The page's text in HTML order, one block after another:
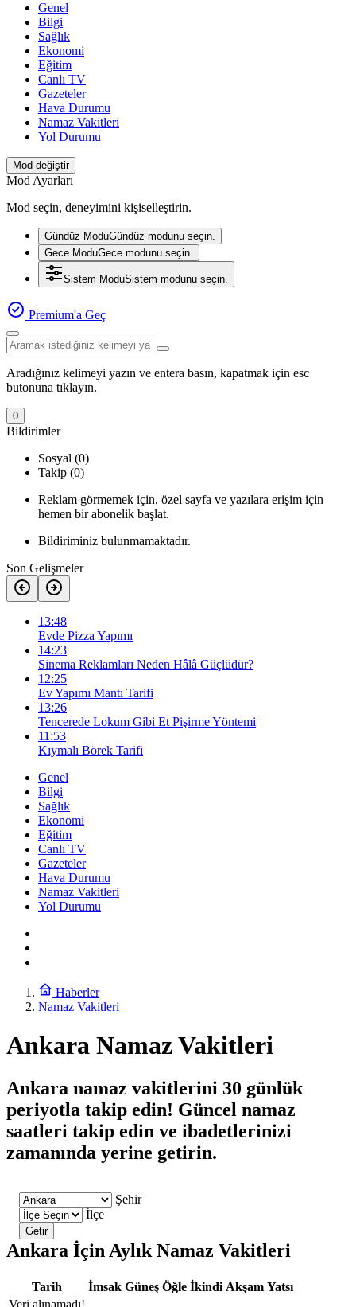
Genel
Bilgi
Sağlık
Ekonomi
Eğitim
Canlı TV
Gazeteler
Hava Durumu
Namaz Vakitleri
Yol Durumu
Mod değiştir
Mod Ayarları
Mod seçin, deneyimini kişiselleştirin.
Gündüz ModuGündüz modunu seçin.
Gece ModuGece modunu seçin.
Sistem ModuSistem modunu seçin.
Premium'a Geç
Aradığınız kelimeyi yazın ve entera basın, kapatmak için esc
butonuna tıklayın.
0
Bildirimler
Sosyal (0)
Takip (0)
Reklam görmemek için, özel sayfa ve yazılara erişim için
hemen bir abonelik başlat.
Bildiriminiz bulunmamaktadır.
Son Gelişmeler
13:48
Evde Pizza Yapımı
14:23
Sinema Reklamları Neden Hâlâ Güçlüdür?
12:25
Ev Yapımı Mantı Tarifi
13:26
Tencerede Lokum Gibi Et Pişirme Yöntemi
11:53
Kıymalı Börek Tarifi
Genel
Bilgi
Sağlık
Ekonomi
Eğitim
Canlı TV
Gazeteler
Hava Durumu
Namaz Vakitleri
Yol Durumu
Haberler
Namaz Vakitleri
Ankara Namaz Vakitleri
Ankara namaz vakitlerini 30 günlük
periyotla takip edin! Güncel namaz
saatleri takip edin ve ibadetlerinizi
zamanında yerine getirin.
Şehir
İlçe
Getir
Ankara İçin Aylık Namaz Vakitleri
Tarih İmsak Güneş Öğle İkindi Akşam Yatsı
Veri alınamadı!